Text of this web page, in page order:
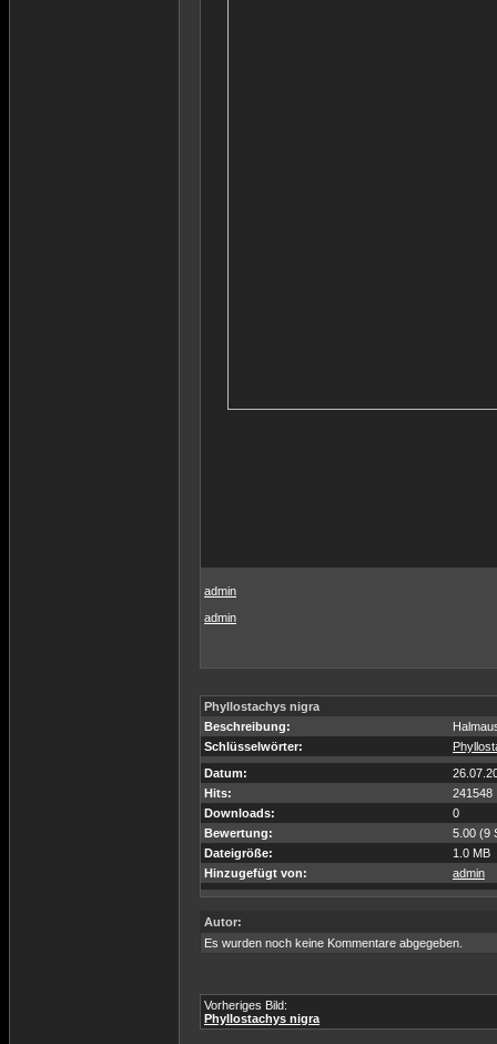
admin
admin
Phyllostachys nigra
Beschreibung:
Schlüsselwörter:
Datum:
Hits:
241548
Downloads:
0
Bewertung:
5.00 (9
Dateigröße:
1.0 MB
Hinzugefügt von:
admin
Autor:
Es wurden noch keine Kommentare abgegeben.
Vorheriges Bild:
Phyllostachys nigra